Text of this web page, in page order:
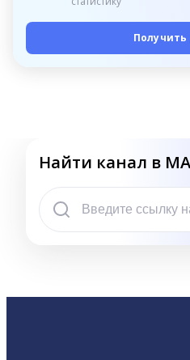
Получить
Найти канал в